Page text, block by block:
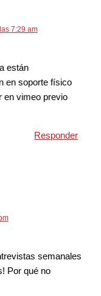
7:29 am
están
en soporte físico
en vimeo previo
Responder
semanales
Por qué no